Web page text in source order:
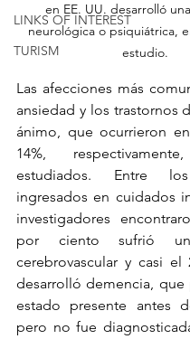
LINKS OF INTEREST
TURISM
en EE. UU. desarrolló
neurológica o psiquiátrica,
estudio.
Las afecciones más
ansiedad y los trastornos
ánimo, que ocurrieron
14%,
estudiados. Entre
ingresados ​​en cuidados
investigadores
por ciento sufrió un
cerebrovascular y casi
desarrolló demencia, que
estado presente antes
pero no fue